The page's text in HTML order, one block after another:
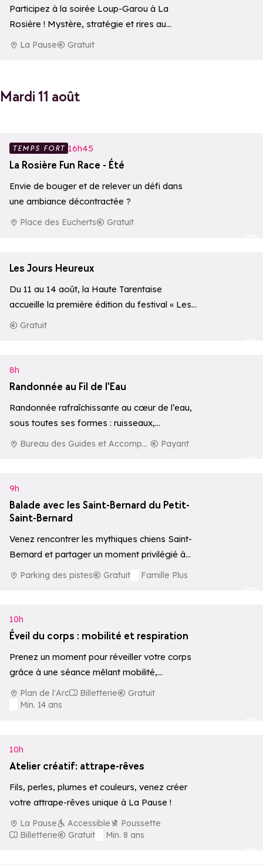
Participez à la soirée Loup-Garou à La
Rosière ! Mystère, stratégie et rires au
programme pour petits et grands. Une
La Pause Gratuit
Mardi 11 août
TEMPS FORT 16h45
La Rosière Fun Race - Été
Envie de bouger et de relever un défi dans
une ambiance décontractée ?
Place des Eucherts
Gratuit
Les Jours Heureux
Du 11 au 14 août, la Haute Tarentaise
accueille la première édition du festival « Les
Jours Heureux », un…
Gratuit
8h
Randonnée au Fil de l'Eau
Randonnée rafraîchissante au cœur de l’eau,
sous toutes ses formes : ruisseaux,
cascades, lacs ou rivières.
Bureau des Guides et Accompagnateurs de La Rosière
Payant
9h
Balade avec les Saint-Bernard du Petit-
Saint-Bernard
Venez rencontrer les mythiques chiens Saint-
Bernard et partager un moment privilégié à
leurs côtés, avec possibilité de balade
Parking des pistes Gratuit
Famille Plus
10h
Éveil du corps : mobilité et respiration
Prenez un moment pour réveiller votre corps
grâce à une séance mêlant mobilité,
respiration et renforcement en douceur dans
le…
Plan de l'Arc Billetterie
Gratuit
Min. 14 ans
10h
Atelier créatif: attrape-rêves
Fils, perles, plumes et couleurs, venez créer
votre attrape-rêves unique à La Pause !
La Pause Accessible
Poussette
Billetterie
Gratuit
Min. 8 ans